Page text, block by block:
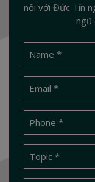
nối với Đức Tín
ngũ